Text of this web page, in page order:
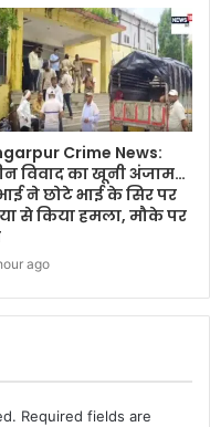
Crime News:
विवाद का खूनी अंजाम…
ने छोटे भाई के सिर पर
से किया हमला, मौके पर
ago
Required fields are